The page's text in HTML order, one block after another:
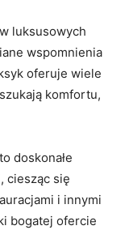
luksusowych
wspomnienia
oferuje wiele
komfortu,
doskonałe
ciesząc się
i innymi
bogatej ofercie